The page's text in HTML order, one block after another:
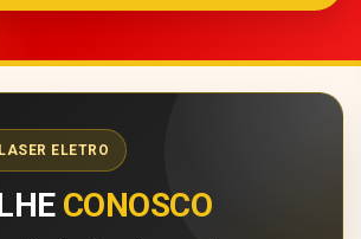
ELETRO
CONOSCO